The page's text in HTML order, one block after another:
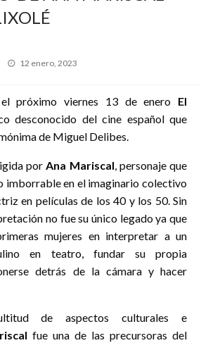
Publicado
12 enero, 2023
próximo viernes 13 de enero El
desconocido del cine español que
de Miguel Delibes.
porAna Mariscal, personaje que
imborrable en el imaginario colectivo
en películas de los 40 y los 50. Sin
no fue su único legado ya que
mujeres en interpretar a un
en teatro, fundar su propia
detrás de la cámara y hacer
de aspectos culturales e
fue una de las precursoras del